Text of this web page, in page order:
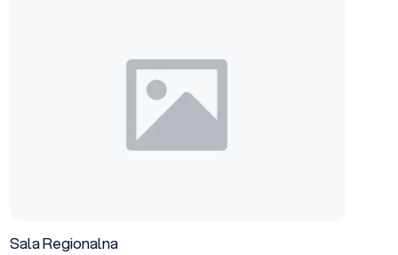
Sala Regionalna